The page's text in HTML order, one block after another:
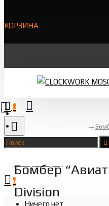
КОРЗИНА
0
Товаров 0 (0 ₽)
0
Ничего нет
Бомбер
Division